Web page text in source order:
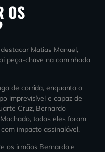
OS
Matias Manuel,
peça-chave na caminhada
de corrida, enquanto o
imprevisível e capaz de
Cruz, Bernardo
todos eles foram
impacto assinalável.
os irmãos Bernardo e